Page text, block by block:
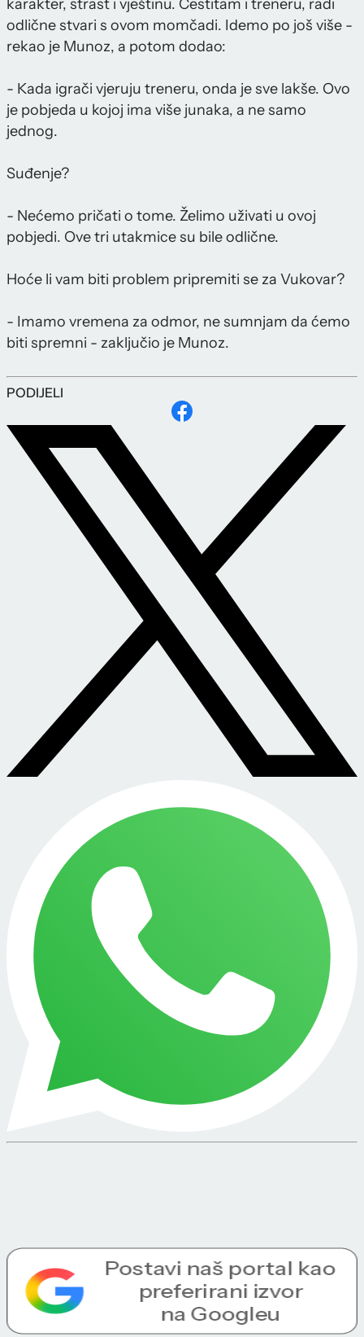
karakter, strast i vještinu. Čestitam i treneru, radi
odlične stvari s ovom momčadi. Idemo po još više -
rekao je Munoz, a potom dodao:
- Kada igrači vjeruju treneru, onda je sve lakše. Ovo
je pobjeda u kojoj ima više junaka, a ne samo
jednog.
Suđenje?
- Nećemo pričati o tome. Želimo uživati u ovoj
pobjedi. Ove tri utakmice su bile odlične.
Hoće li vam biti problem pripremiti se za Vukovar?
- Imamo vremena za odmor, ne sumnjam da ćemo
biti spremni - zaključio je Munoz.
PODIJELI